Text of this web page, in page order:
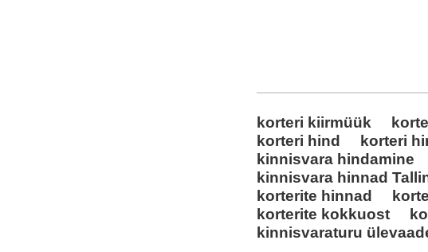
korteri kiirmüük
korteri hind
korteri
kinnisvara hindamine
kinnisvara hinnad
korterite hinnad
korterite kokkuost
kinnisvaraturu